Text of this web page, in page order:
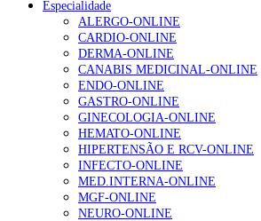
NOTÍCIAS MAIS LIDAS
Enfermagem Forense. “Da
gesto conta e cada profissional
203 visualizações
1.º Episódio do Podcast
te na Insuficiência Cardíaca” da
169 visualizações
Especialidade
ALERGO-ONLINE
CARDIO-ONLINE
DERMA-ONLINE
CANABIS MEDICINAL-ONLINE
ENDO-ONLINE
GASTRO-ONLINE
GINECOLOGIA-ONLINE
HEMATO-ONLINE
HIPERTENSÃO E RCV-ONLINE
INFECTO-ONLINE
MED.INTERNA-ONLINE
MGF-ONLINE
NEURO-ONLINE